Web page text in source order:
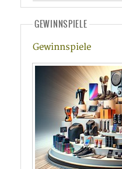
GEWINNSPIELE
Gewinnspiele